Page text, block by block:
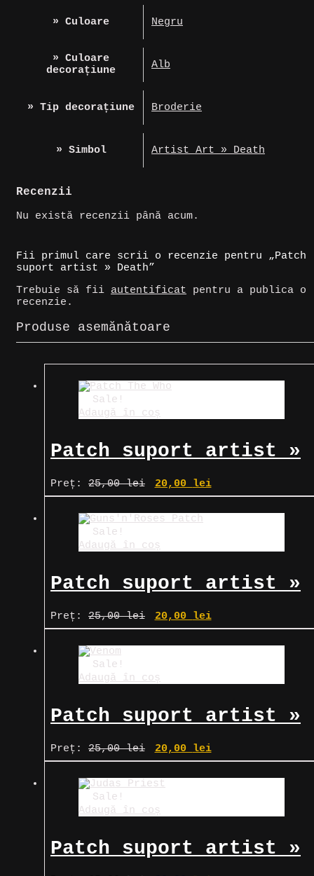
» Culoare Negru
» Culoare
decorațiune
Alb
» Tip decorațiune Broderie
» Simbol Artist Art » Death
Recenzii
Nu există recenzii până acum.
Fii primul care scrii o recenzie pentru „Patch
suport artist » Death”
Trebuie să fii autentificat pentru a publica o
recenzie.
Produse asemănătoare
Sale!
Adaugă în coș
Patch suport artist »
The Who
Preț: 25,00lei
Prețul
inițial
fost:
20,00 lei
curent
Sale!
Adaugă în coș
Patch suport artist »
Guns’n’Roses
Preț: 25,00lei
Prețul
inițial
20,00 lei
curent
Sale!
Adaugă în coș
Patch suport artist »
Venom
Preț: 25,00lei
Prețul
inițial
fost:
20,00 lei
curent
Sale!
Adaugă în coș
Patch suport artist »